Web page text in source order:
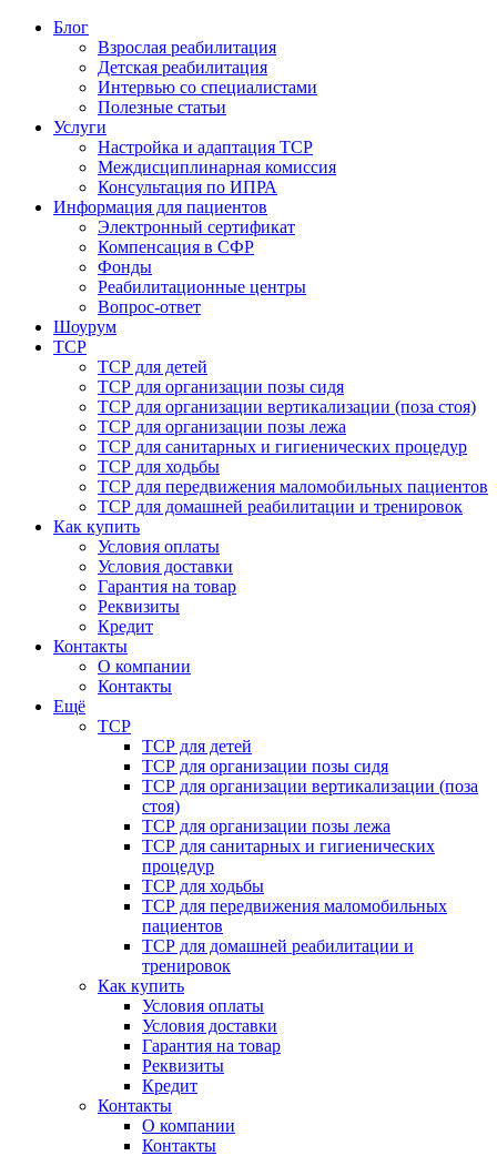
Блог
Взрослая реабилитация
Детская реабилитация
Интервью со специалистами
Полезные статьи
Услуги
Настройка и адаптация ТСР
Междисциплинарная комиссия
Консультация по ИПРА
Информация для пациентов
Электронный сертификат
Компенсация в СФР
Фонды
Реабилитационные центры
Вопрос-ответ
Шоурум
ТСР
ТСР для детей
ТСР для организации позы сидя
ТСР для организации вертикализации (поза стоя)
ТСР для организации позы лежа
ТСР для санитарных и гигиенических процедур
ТСР для ходьбы
ТСР для передвижения маломобильных пациентов
ТСР для домашней реабилитации и тренировок
Как купить
Условия оплаты
Условия доставки
Гарантия на товар
Реквизиты
Кредит
Контакты
О компании
Контакты
Ещё
ТСР
ТСР для детей
ТСР для организации позы сидя
ТСР для организации вертикализации (поза
стоя)
ТСР для организации позы лежа
ТСР для санитарных и гигиенических
процедур
ТСР для ходьбы
ТСР для передвижения маломобильных
пациентов
ТСР для домашней реабилитации и
тренировок
Как купить
Условия оплаты
Условия доставки
Гарантия на товар
Реквизиты
Кредит
Контакты
О компании
Контакты